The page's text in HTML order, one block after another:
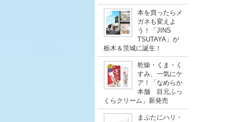
本を買ったらメ
ガネも変えよ
う！「JINS
TSUTAYA」が
栃木＆茨城に誕生！
乾燥・くま・く
すみ、一気にケ
ア！「なめらか
本舗 目元ふっ
くらクリーム」新発売
まぶたにハリ・